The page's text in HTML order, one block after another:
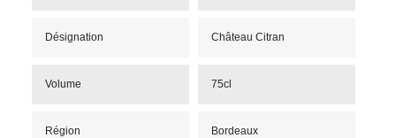
Désignation Château Citran
Volume 75cl
Région Bordeaux